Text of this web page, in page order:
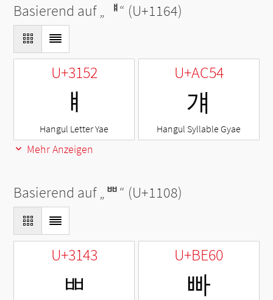
Basierend auf „ ᅤ“ (U+1164)
U+3152
ㅒ
Hangul Letter Yae
U+AC54
걔
Hangul Syllable Gyae
Mehr Anzeigen
Basierend auf „ᄈ“ (U+1108)
U+3143
ㅃ
U+BE60
빠